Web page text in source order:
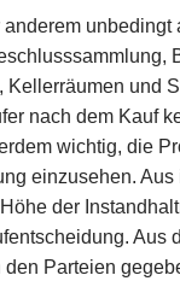
und
nach dem Kauf
wichtig, die
einzusehen.
der
Aus
Parteien